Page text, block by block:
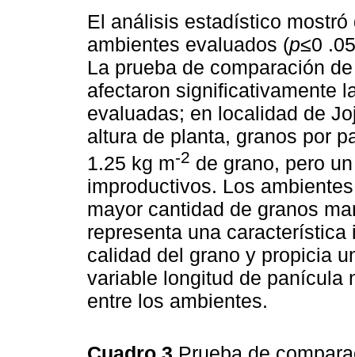
El análisis estadístico
ambientes evaluados (p≤0
La prueba de comparación
afectaron significativamente
evaluadas; en localidad de
altura de planta, granos por
1.25 kg m-2 de grano, pero
improductivos. Los
mayor cantidad de granos
representa una
calidad del grano y propicia
variable longitud de panícula
entre los ambientes.